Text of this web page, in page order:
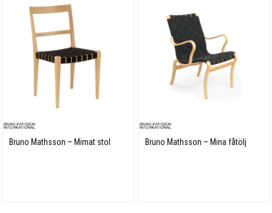
Bruno Mathsson – Mimat stol Bruno Mathsson – Mina fåtölj